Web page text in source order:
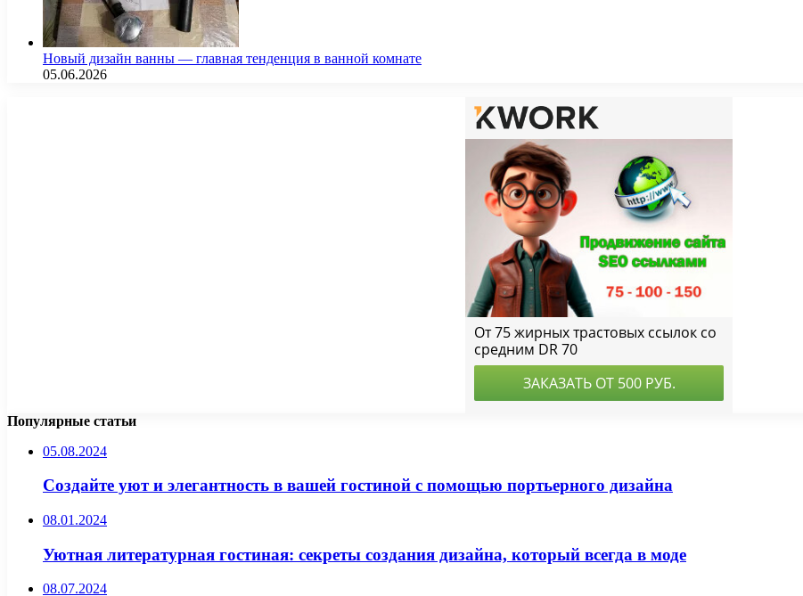
Новый дизайн ванны — главная тенденция в ванной комнате
05.06.2026
Популярные статьи
05.08.2024
Создайте уют и элегантность в вашей гостиной с помощью портьерного дизайна
08.01.2024
Уютная литературная гостиная: секреты создания дизайна, который всегда в моде
08.07.2024